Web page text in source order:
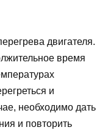
двигателя.
время
и
необходимо дать
и повторить